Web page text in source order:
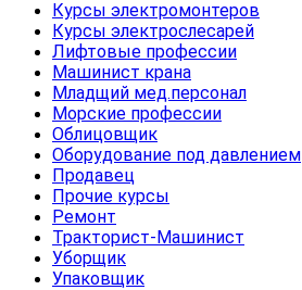
Курсы электромонтеров
Курсы электрослесарей
Лифтовые профессии
Машинист крана
Младщий мед.персонал
Морские профессии
Облицовщик
Оборудование под давлением
Продавец
Прочие курсы
Ремонт
Тракторист-Машинист
Уборщик
Упаковщик